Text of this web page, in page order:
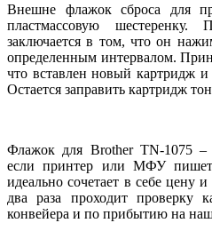
Внешне флажок сброса для
пластмассовую шестеренку.
заключается в том, что он
определенным интервалом.
что вставлен новый картридж и
Остается заправить картридж
Флажок для Brother TN-1075
если принтер или МФУ пишет
идеально сочетает в себе цену
два раза проходит проверку
конвейера и по прибытию на